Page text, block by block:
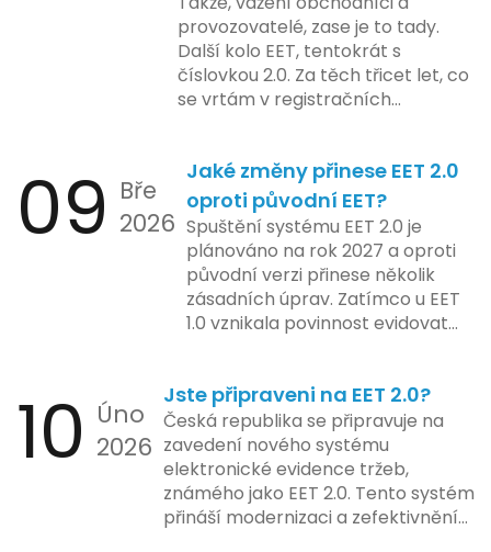
účetní firmy. V této fázi dojde
také k oficiálnímu spuštění
systému pro vybrané segmenty
podnikání. Třetí a konečná fáze
integraci systému EET 2.0 do
praxe, s povinností prodejců
zapojit se do nového systému,
včetně zvýšeného dohledu nad
dodržováním pravidel.
majitele domén při aktualizaci
jejich údajů.
provozovatelé, zase je to tady.
Další kolo EET, tentokrát s
číslovkou 2.0. Za těch třicet let, co
se vrtám v registračních
pokladen, co se občas zasekly, až
po ty nejmodernější dotykové
systémy, co umí pomalu i kafe
uvařit. A jedno vím jistě: legislativa
se mění, ale základní pravidlo
zůstává – pokladna musí šlapat
jako hodinky. Jinak jsou problémy.
09 Bře
2026
Jaké změny přinese EET 2.0
oproti původní EET?
Spuštění systému EET 2.0 je
plánováno na rok 2027 a oproti
původní verzi přinese několik
zásadních úprav. Zatímco u EET
1.0 vznikala povinnost evidovat
bezhotovostní transakci – nově
se má tato povinnost odvíjet od
povahy podnikatelské činnosti a
způsobu interakce se
zákazníkem.
10 Úno
2026
Jste připraveni na EET 2.0?
Česká republika se připravuje na
zavedení nového systému
elektronické evidence tržeb,
známého jako EET 2.0. Tento systém
přináší modernizaci a zefektivnění